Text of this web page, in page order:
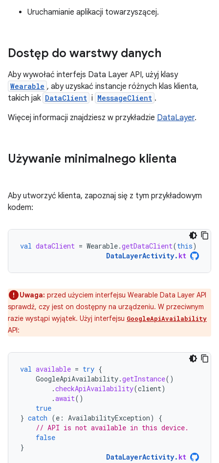
Uruchamianie aplikacji towarzyszącej.
Dostęp do warstwy danych
Aby wywołać interfejs Data Layer API, użyj klasy
Wearable , aby uzyskać instancje różnych klas klienta,
takich jak DataClient i MessageClient .
Więcej informacji znajdziesz w przykładzie DataLayer.
Używanie minimalnego klienta
Aby utworzyć klienta, zapoznaj się z tym przykładowym
kodem:
val dataClient = Wearable.getDataClient(this)
DataLayerActivity. kt
Uwaga: przed użyciem interfejsu Wearable Data Layer API
sprawdź, czy jest on dostępny na urządzeniu. W przeciwnym
razie wystąpi wyjątek. Użyj interfejsu GoogleApiAvailability
API:
val available = try {
GoogleApiAvailability.getInstance()
.checkApiAvailability(client)
.await()
true
} catch (e : AvailabilityException)
{
// API is not available in this device.
false
}
DataLayerActivity. kt